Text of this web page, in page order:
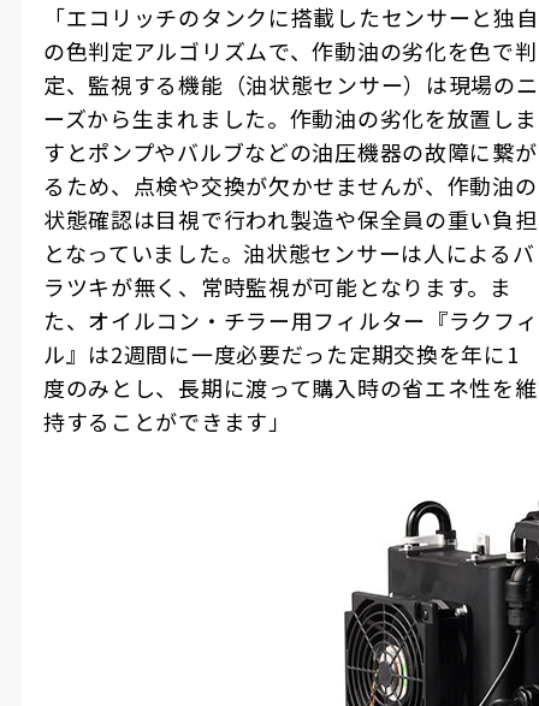
「エコリッチのタンクに搭載したセンサーと独自
の色判定アルゴリズムで、作動油の劣化を色で判
定、監視する機能（油状態センサー）は現場のニ
ーズから生まれました。作動油の劣化を放置しま
すとポンプやバルブなどの油圧機器の故障に繋が
るため、点検や交換が欠かせませんが、作動油の
状態確認は目視で行われ製造や保全員の重い負担
となっていました。油状態センサーは人によるバ
ラツキが無く、常時監視が可能となります。ま
た、オイルコン・チラー用フィルター『ラクフィ
ル』は2週間に一度必要だった定期交換を年に1
度のみとし、長期に渡って購入時の省エネ性を維
持することができます」